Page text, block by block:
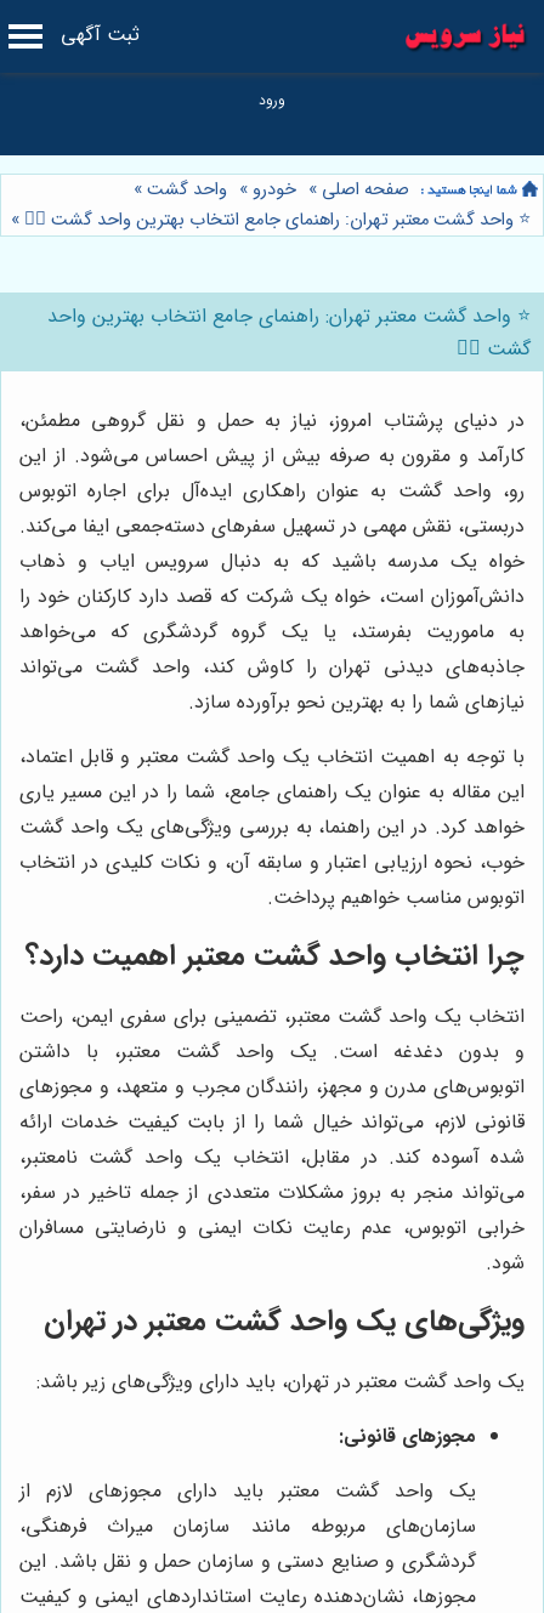
ثبت آگهی
صفحه اصلی » خودرو » واحد گشت»
⭐️ واحد گشت معتبر تهران: راهنمای جامع انتخاب بهترین واحد گشت 👮‍♂️ »
⭐️ واحد گشت معتبر تهران: راهنمای جامع انتخاب بهترین واحد
گشت 👮‍♂️
در دنیای پرشتاب امروز، نیاز به حمل و نقل گروهی مطمئن،
کارآمد و مقرون به صرفه بیش از پیش احساس می‌شود. از این
رو، واحد گشت به عنوان راهکاری ایده‌آل برای اجاره اتوبوس
دربستی، نقش مهمی در تسهیل سفرهای دسته‌جمعی ایفا می‌کند.
خواه یک مدرسه باشید که به دنبال سرویس ایاب و ذهاب
دانش‌آموزان است، خواه یک شرکت که قصد دارد کارکنان خود را
به ماموریت بفرستد، یا یک گروه گردشگری که می‌خواهد
جاذبه‌های دیدنی تهران را کاوش کند، واحد گشت می‌تواند
نیازهای شما را به بهترین نحو برآورده سازد.
با توجه به اهمیت انتخاب یک واحد گشت معتبر و قابل اعتماد،
این مقاله به عنوان یک راهنمای جامع، شما را در این مسیر یاری
خواهد کرد. در این راهنما، به بررسی ویژگی‌های یک واحد گشت
خوب، نحوه ارزیابی اعتبار و سابقه آن، و نکات کلیدی در انتخاب
اتوبوس مناسب خواهیم پرداخت.
چرا انتخاب واحد گشت معتبر اهمیت دارد؟
انتخاب یک واحد گشت معتبر، تضمینی برای سفری ایمن، راحت
و بدون دغدغه است. یک واحد گشت معتبر، با داشتن
اتوبوس‌های مدرن و مجهز، رانندگان مجرب و متعهد، و مجوزهای
قانونی لازم، می‌تواند خیال شما را از بابت کیفیت خدمات ارائه
شده آسوده کند. در مقابل، انتخاب یک واحد گشت نامعتبر،
می‌تواند منجر به بروز مشکلات متعددی از جمله تاخیر در سفر،
خرابی اتوبوس، عدم رعایت نکات ایمنی و نارضایتی مسافران
شود.
ویژگی‌های یک واحد گشت معتبر در تهران
یک واحد گشت معتبر در تهران، باید دارای ویژگی‌های زیر باشد:
مجوزهای قانونی:
یک واحد گشت معتبر باید دارای مجوزهای لازم از
سازمان‌های مربوطه مانند سازمان میراث فرهنگی،
گردشگری و صنایع دستی و سازمان حمل و نقل باشد. این
مجوزها، نشان‌دهنده رعایت استانداردهای ایمنی و کیفیت